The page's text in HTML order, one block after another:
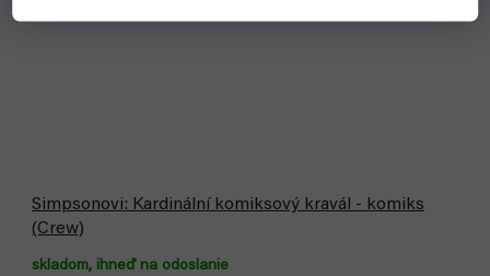
Simpsonovi: Kardinální komiksový kravál - komiks
(Crew)
skladom, ihneď na odoslanie